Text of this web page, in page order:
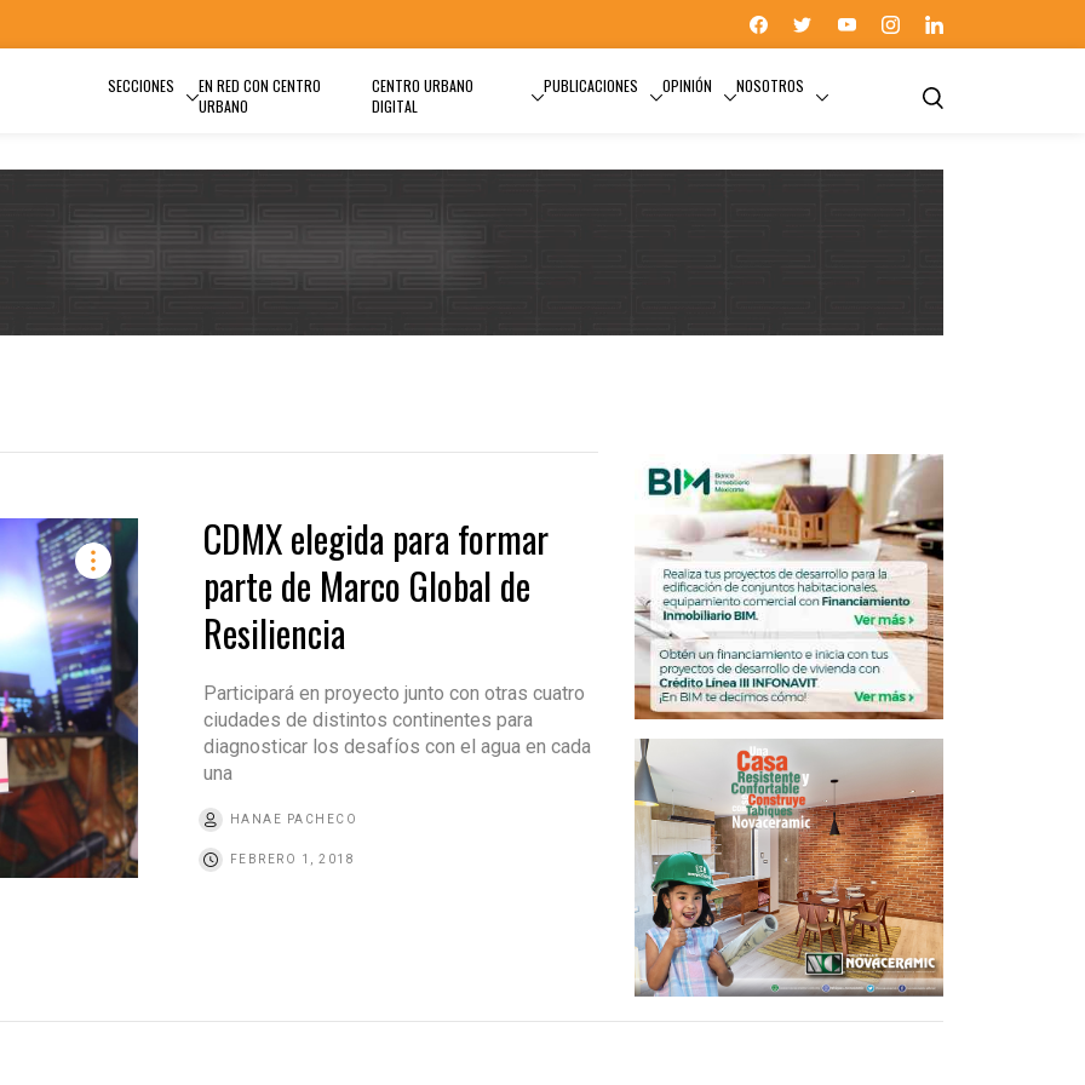
SECCIONES
EN RED CON CENTRO
URBANO
CENTRO URBANO
DIGITAL
PUBLICACIONES OPINIÓN NOSOTROS
CDMX elegida para formar
parte de Marco Global de
Resiliencia
Participará en proyecto junto con otras cuatro
ciudades de distintos continentes para
diagnosticar los desafíos con el agua en cada
una
HANAE PACHECO
FEBRERO 1, 2018